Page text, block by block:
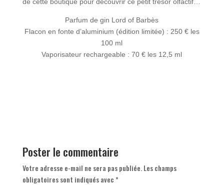
Parfum de gin Lord of Barbès
Flacon en fonte d’aluminium (édition limitée) : 250 € les
100 ml
Vaporisateur rechargeable : 70 € les 12,5 ml
Poster le commentaire
Votre adresse e-mail ne sera pas publiée. Les champs
obligatoires sont indiqués avec*